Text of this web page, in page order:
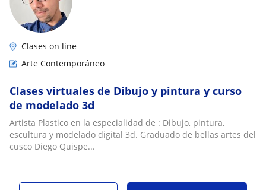
Clases on line
Arte Contemporáneo
Clases virtuales de Dibujo y pintura y curso
de modelado 3d
Artista Plastico en la especialidad de : Dibujo, pintura,
escultura y modelado digital 3d. Graduado de bellas artes del
cusco Diego Quispe...